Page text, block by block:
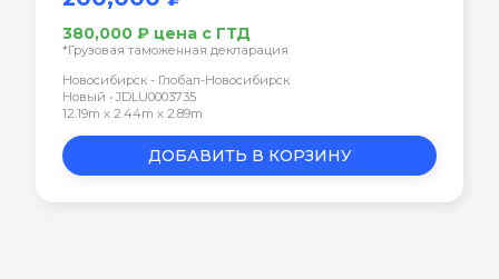
380,000 ₽ цена с ГТД
*Грузовая таможенная декларация
Новосибирск - Глобал-Новосибирск
Новый • JDLU0003735
12.19m x 2.44m x 2.89m
ДОБАВИТЬ В КОРЗИНУ